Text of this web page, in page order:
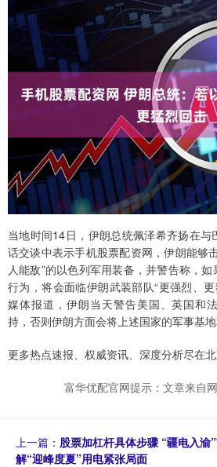
当地时间14日，伊朗总统佩泽希齐扬在
话交谈中表示手机股票配资网，伊朗能够
人能敌”的以色列军用装备，并警告称，
行为，将会面临伊朗武装部队“更强烈、
媒体报道，伊朗当天警告美国、英国和
持，否则伊朗方面会将上述国家的军事基地
更多热点速报、权威资讯、深度分析尽在
富华优配官网提示：文章来自
上一篇： 股票加杠杆具体步骤 “疆电入渝
解“迎峰度夏”用电紧张局面